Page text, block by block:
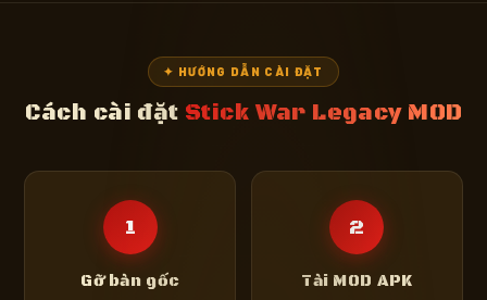
✦ HƯỚNG DẪN CÀI ĐẶT
Cách cài đặt Stick War Legacy MOD
1
Gỡ bản gốc
2
Tải MOD APK